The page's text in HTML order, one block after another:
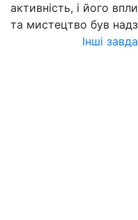
активність, і його
та мистецтво був
Інші